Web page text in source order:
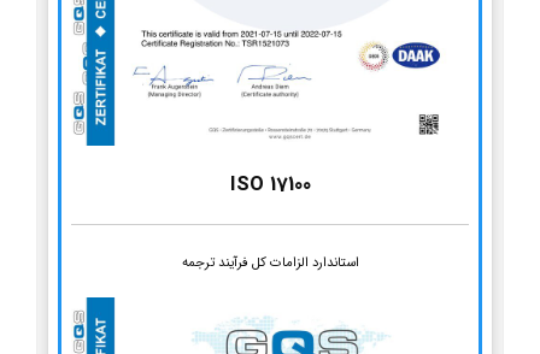
ISO 17100
استاندارد الزامات کل فرآیند ترجمه